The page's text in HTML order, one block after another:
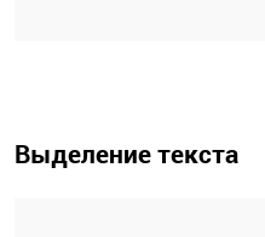
Выделение текста